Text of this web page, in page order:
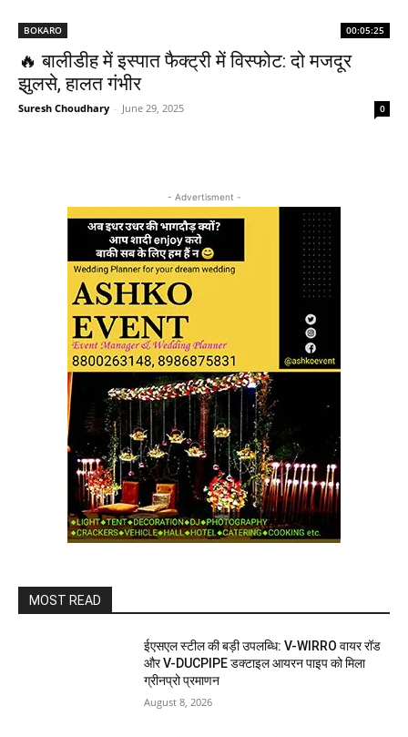
BOKARO 00:05:25
🔥 बालीडीह में इस्पात फैक्ट्री में विस्फोट: दो मजदूर
झुलसे, हालत गंभीर
Suresh Choudhary - June 29, 2025 0
- Advertisment -
MOST READ
ईएसएल स्टील की बड़ी उपलब्धि: V-WIRRO वायर रॉड
और V-DUCPIPE डक्टाइल आयरन पाइप को मिला
ग्रीनप्रो प्रमाणन
August 8, 2026